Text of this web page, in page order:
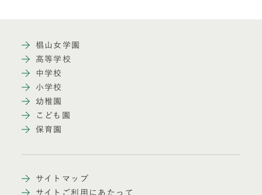
椙山女学園
高等学校
中学校
小学校
幼稚園
こども園
保育園
サイトマップ
サイトご利用にあたって